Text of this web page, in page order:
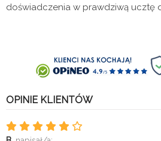
doświadczenia w prawdziwą ucztę
OPINIE KLIENTÓW